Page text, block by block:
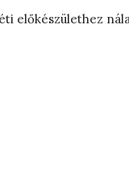
előkészülethez